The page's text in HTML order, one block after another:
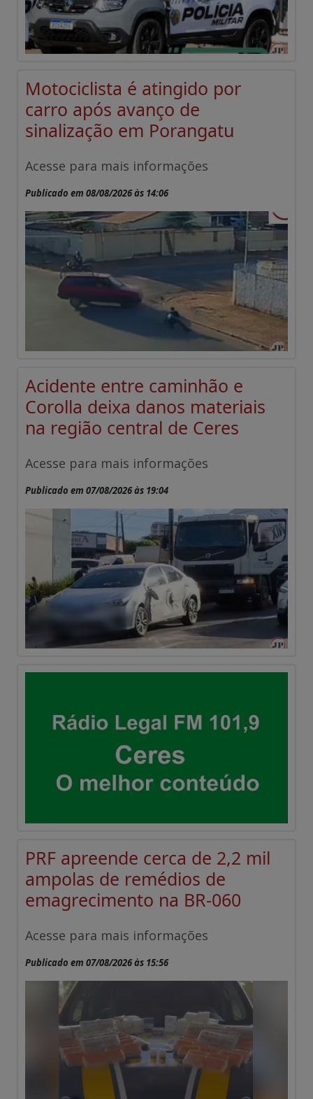
Motociclista é atingido por
carro após avanço de
sinalização em Porangatu
Acesse para mais informações
Publicado em 08/08/2026 às 14:06
Acidente entre caminhão e
Corolla deixa danos materiais
na região central de Ceres
Acesse para mais informações
Publicado em 07/08/2026 às 19:04
PRF apreende cerca de 2,2 mil
ampolas de remédios de
emagrecimento na BR-060
Acesse para mais informações
Publicado em 07/08/2026 às 15:56